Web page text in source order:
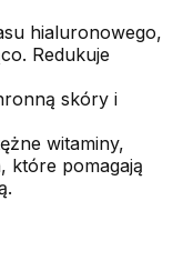
hialuronowego,
Redukuje
skóry i
witaminy,
które pomagają